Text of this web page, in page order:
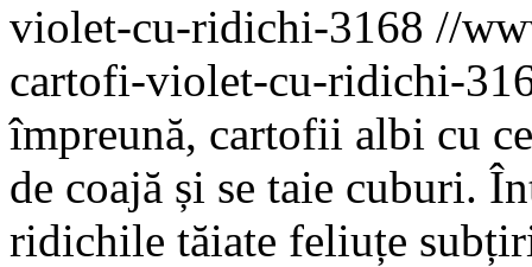
violet-cu-ridichi-3168 //
cartofi-violet-cu-ridichi-
împreună, cartofii albi cu
de coajă și se taie cuburi.
ridichile tăiate feliuțe